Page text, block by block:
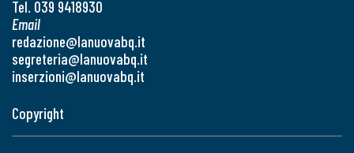
Tel. 039 9418930
Email
redazione@lanuovabq.it
segreteria@lanuovabq.it
inserzioni@lanuovabq.it
Copyright